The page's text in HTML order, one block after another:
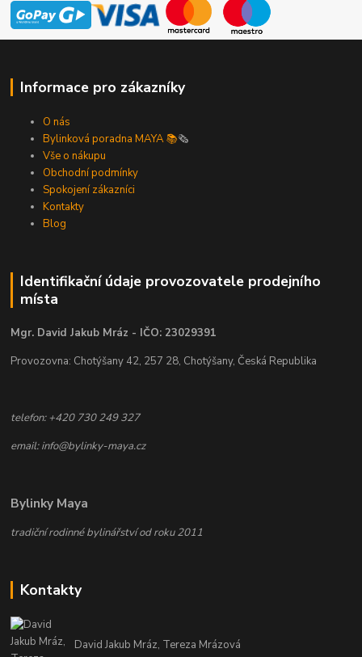
Informace pro zákazníky
O nás
Bylinková poradna MAYA 📚🗞️
Vše o nákupu
Obchodní podmínky
Spokojení zákazníci
Kontakty
Blog
Identifikační údaje provozovatele prodejního
místa
Mgr. David Jakub Mráz - IČO: 23029391
Provozovna: Chotýšany 42, 257 28, Chotýšany, Česká Republika
telefon: +420 730 249 327
email: info@bylinky-maya.cz
Bylinky Maya
tradiční rodinné bylinářství od roku 2011
Kontakty
David Jakub Mráz, Tereza Mrázová